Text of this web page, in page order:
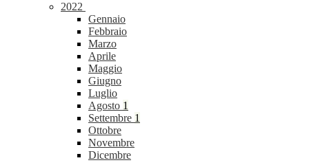
2022
Gennaio
Febbraio
Marzo
Aprile
Maggio
Giugno
Luglio
Agosto 1
Settembre 1
Ottobre
Novembre
Dicembre